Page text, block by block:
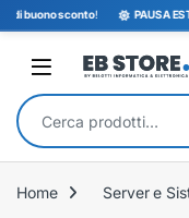
buono sconto! PAUSA
Open
Cerca:
Home Server e